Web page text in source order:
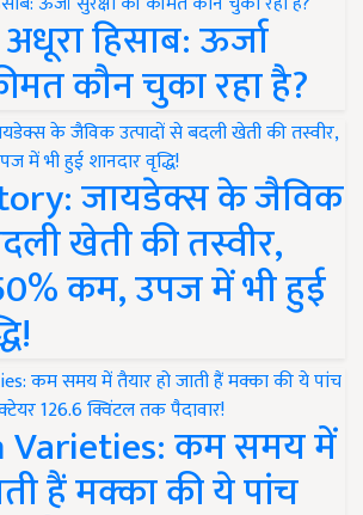
हिसाब: ऊर्जा
कौन चुका रहा है?
जायडेक्स के जैविक
खेती की तस्वीर,
कम, उपज में भी हुई
Varieties: कम समय में
हैं मक्का की ये पांच